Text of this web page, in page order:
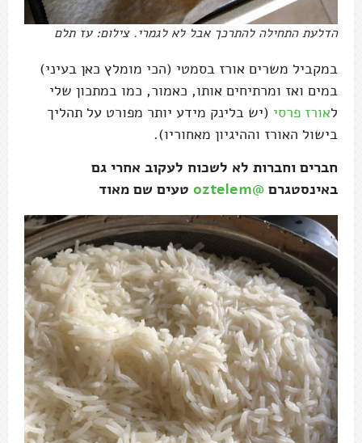
הדלעת התחילה להתרכך אבל לא לגמרי. צילום: עז תלם
במקביל משרים אורז בסמטי (הכי מומלץ כאן בעיני)
במים ואז ומרתיחים אותו, כאמור, כמו במתכון שלי
לאורז פרסי (יש בלינק מידע יותר מפורט על תהליך
בישול האורז וההיגיון מאחוריו).
חברים וחברות לא לשכוח לעקוב אחרי גם
באינסטגרם @oztelem טעים שם מאוד